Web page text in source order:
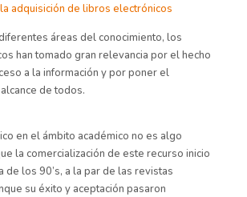
adquisición de libros electrónicos
áreas del conocimiento, los
han tomado gran relevancia por el hecho
a la información y por poner el
de todos.
en el ámbito académico no es algo
la comercialización de este recurso inicio
de los 90’s, a la par de las revistas
su éxito y aceptación pasaron